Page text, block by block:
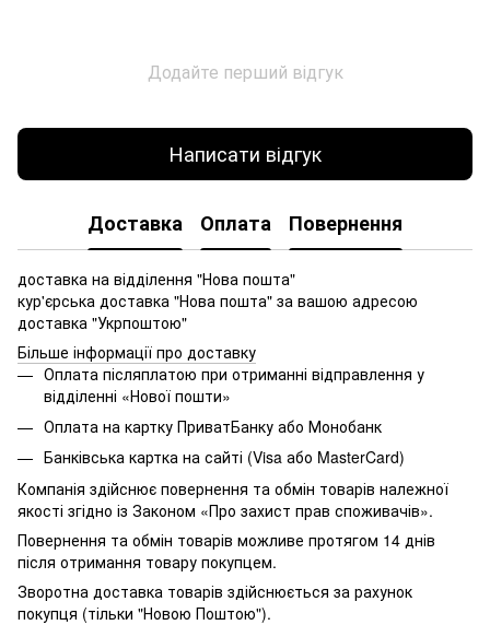
Додайте перший відгук
Написати відгук
Доставка Оплата Повернення
доставка на відділення "Нова пошта"
кур'єрська доставка "Нова пошта" за вашою адресою
доставка "Укрпоштою"
Більше інформації про доставку
Оплата післяплатою при отриманні відправлення у
відділенні «Нової пошти»
Оплата на картку ПриватБанку або Монобанк
Банківська картка на сайті (Visa або MasterCard)
Компанія здійснює повернення та обмін товарів належної
якості згідно із Законом «Про захист прав споживачів».
Повернення та обмін товарів можливе протягом 14 днів
після отримання товару покупцем.
Зворотна доставка товарів здійснюється за рахунок
покупця (тільки "Новою Поштою").